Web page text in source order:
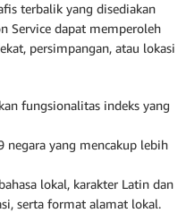
terbalik yang disediakan
Service dapat memperoleh
persimpangan, atau lokasi
fungsionalitas indeks yang
yang mencakup lebih
lokal, karakter Latin dan
serta format alamat lokal.